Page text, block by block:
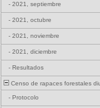
- 2021, septiembre
- 2021, octubre
- 2021, noviembre
- 2021, diciembre
- Resultados
Censo de rapaces forestales
- Protocolo